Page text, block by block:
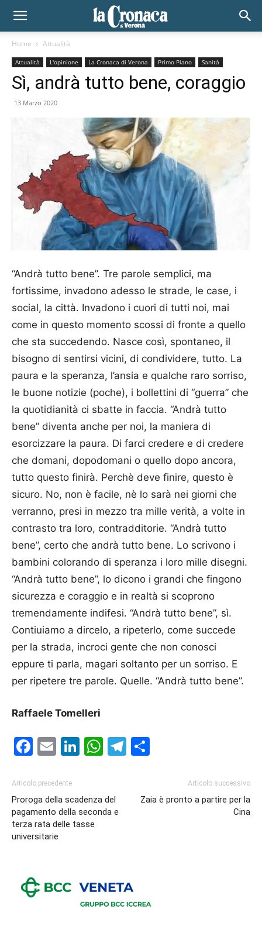
Home Attualità
Attualità L'opinione La Cronaca di Verona Primo Piano Sanità
Sì, andrà tutto bene, coraggio
13 Marzo 2020
“Andrà tutto bene”. Tre parole semplici, ma
fortissime, invadono adesso le strade, le case, i
social, la città. Invadono i cuori di tutti noi, mai
come in questo momento scossi di fronte a quello
che sta succedendo. Nasce così, spontaneo, il
bisogno di sentirsi vicini, di condividere, tutto. La
paura e la speranza, l’ansia e qualche raro sorriso,
le buone notizie (poche), i bollettini di “guerra” che
la quotidianità ci sbatte in faccia. “Andrà tutto
bene” diventa anche per noi, la maniera di
esorcizzare la paura. Di farci credere e di credere
che domani, dopodomani o quello dopo ancora,
tutto questo finirà. Perchè deve finire, questo è
sicuro. No, non è facile, nè lo sarà nei giorni che
verranno, presi in mezzo tra mille verità, a volte in
contrasto tra loro, contradditorie. “Andrà tutto
bene”, certo che andrà tutto bene. Lo scrivono i
bambini colorando di speranza i loro mille disegni.
“Andrà tutto bene”, lo dicono i grandi che fingono
sicurezza e coraggio e in realtà si scoprono
tremendamente indifesi. “Andrà tutto bene”, sì.
Contiuiamo a dircelo, a ripeterlo, come succede
per la strada, incroci gente che non conosci
eppure ti parla, magari soltanto per un sorriso. E
per ripetere tre parole. Quelle. “Andrà tutto bene”.
Raffaele Tomelleri
Facebook
EmailLinkedIn
WhatsApp
Telegram
Articolo precedente
Proroga della scadenza del
pagamento della seconda e
terza rata delle tasse
universitarie
Articolo successivo
Zaia è pronto a partire per la
Cina